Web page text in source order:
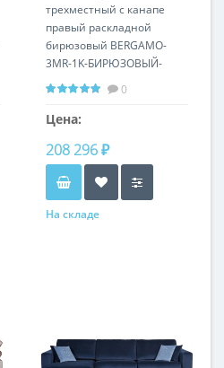
Vel43
трехместный с канапе
правый раскладной
бирюзовый BERGAMO-
3MR-1K-БИРЮЗОВЫЙ-
Vel43
0
Цена:
208 296 ₽
На складе